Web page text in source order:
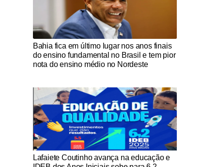
Notícias Católicas
Bahia fica em último lugar nos anos finais
do ensino fundamental no Brasil e tem pior
nota do ensino médio no Nordeste
Notícias Católicas
Lafaiete Coutinho avança na educação e